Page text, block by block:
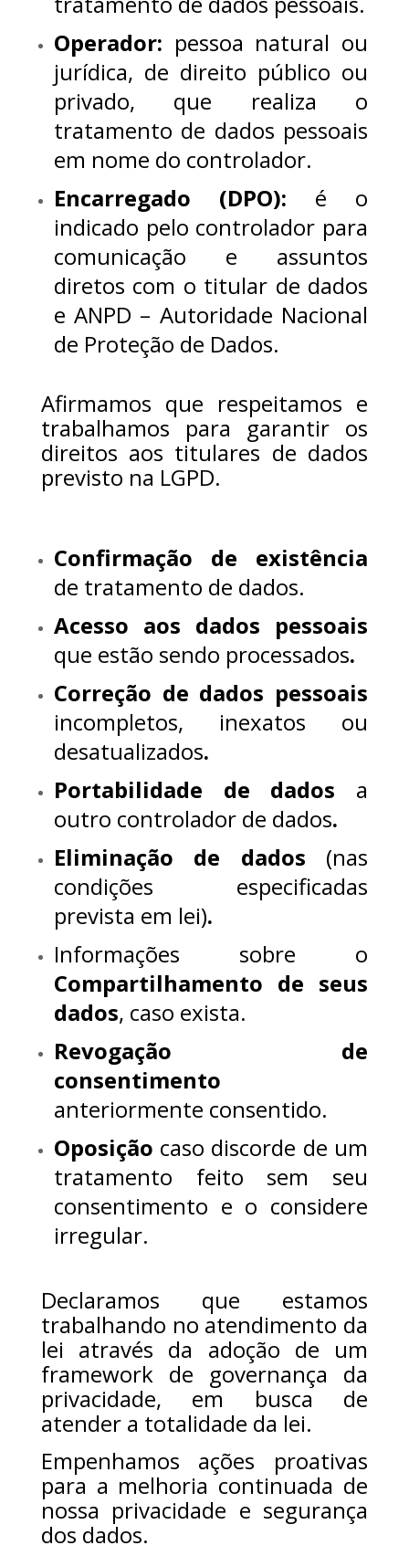
Operador: pessoa natural ou
jurídica, de direito público ou
privado, que realiza o
tratamento de dados pessoais
em nome do controlador.
Encarregado (DPO): é o
indicado pelo controlador para
comunicação e assuntos
diretos com o titular de dados
e ANPD – Autoridade Nacional
de Proteção de Dados.
Afirmamos que respeitamos e
trabalhamos para garantir os
direitos aos titulares de dados
previsto na LGPD.
Confirmação de existência
de tratamento de dados.
Acesso aos dados pessoais
que estão sendo processados.
Correção de dados pessoais
incompletos, inexatos ou
desatualizados.
Portabilidade de dados a
outro controlador de dados.
Eliminação de dados (nas
condições especificadas
prevista em lei).
Informações sobre o
Compartilhamento de seus
dados, caso exista.
Revogação de
consentimento
anteriormente consentido.
Oposição caso discorde de um
tratamento feito sem seu
consentimento e o considere
irregular.
Declaramos que estamos
trabalhando no atendimento da
lei através da adoção de um
framework de governança da
privacidade, em busca de
atender a totalidade da lei.
Empenhamos ações proativas
para a melhoria continuada de
nossa privacidade e segurança
dos dados.